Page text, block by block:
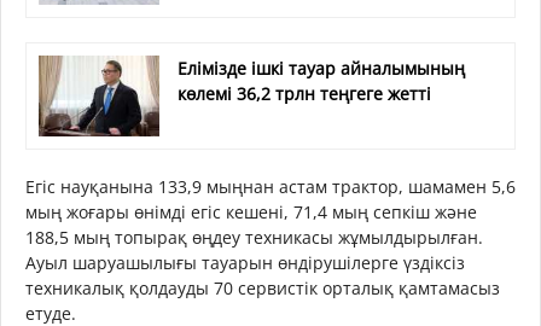
Елімізде ішкі тауар айналымының
көлемі 36,2 трлн теңгеге жетті
Егіс науқанына 133,9 мыңнан астам трактор, шамамен 5,6
мың жоғары өнімді егіс кешені, 71,4 мың сепкіш және
188,5 мың топырақ өңдеу техникасы жұмылдырылған.
Ауыл шаруашылығы тауарын өндірушілерге үздіксіз
техникалық қолдауды 70 сервистік орталық қамтамасыз
етуде.